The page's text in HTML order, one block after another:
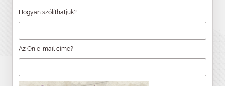
Hogyan szólíthatjuk?
Az Ön e-mail címe?